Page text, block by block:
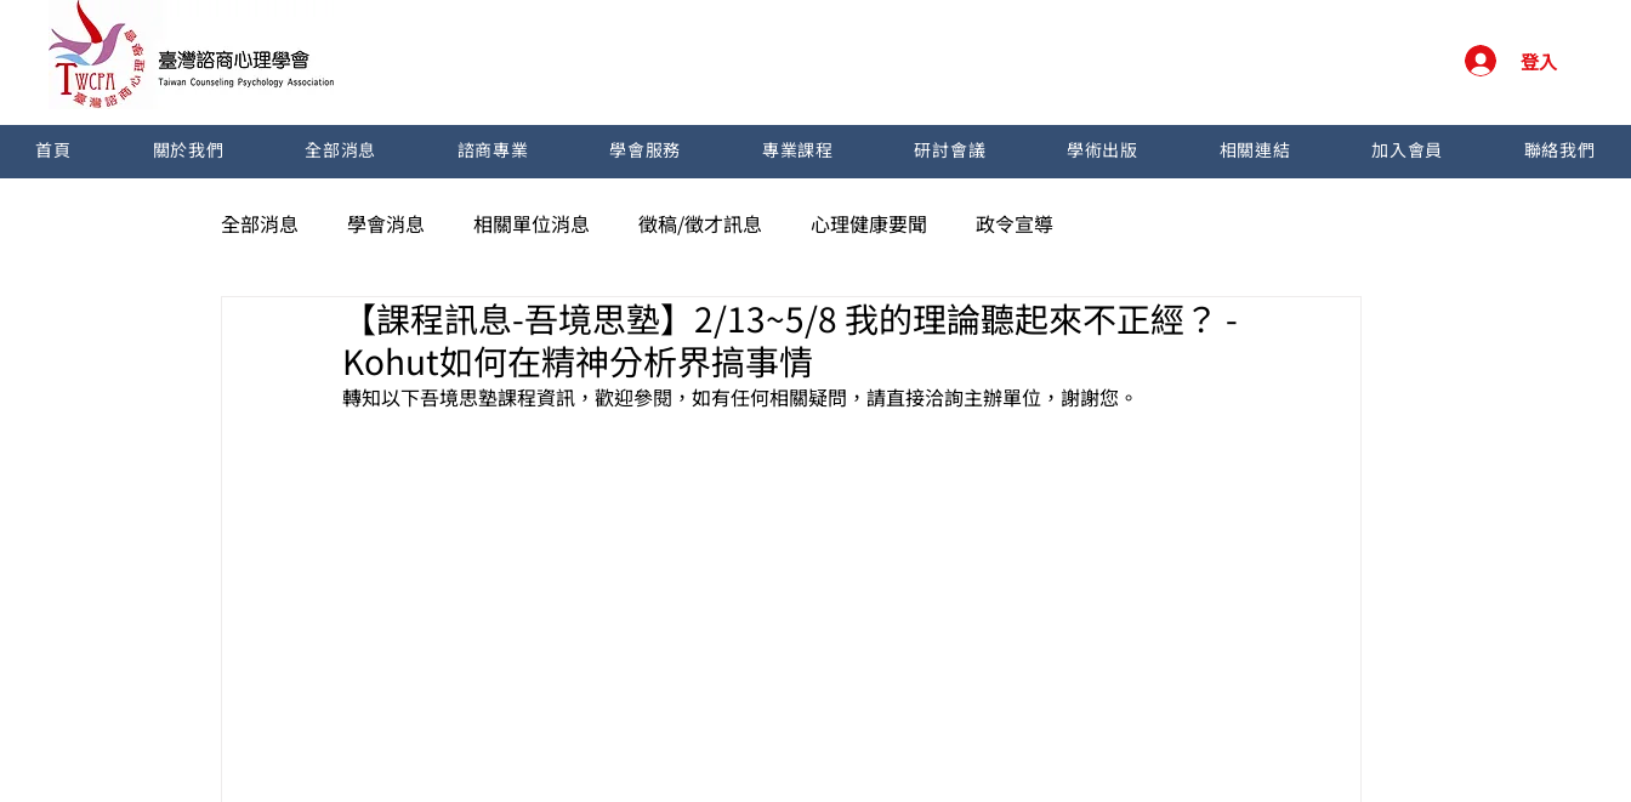
登入
首頁 關於我們 全部消息 諮商專業 學會服務 專業課程 研討會議 學術出版 相關連結 加入會員 聯絡我們
全部消息 學會消息 相關單位消息 徵稿/徵才訊息 心理健康要聞 政令宣導
【課程訊息-吾境思塾】2/13~5/8 我的理論聽起來不正經？ -
Kohut如何在精神分析界搞事情
轉知以下吾境思塾課程資訊，歡迎參閱，如有任何相關疑問，請直接洽詢主辦單位，謝謝您。